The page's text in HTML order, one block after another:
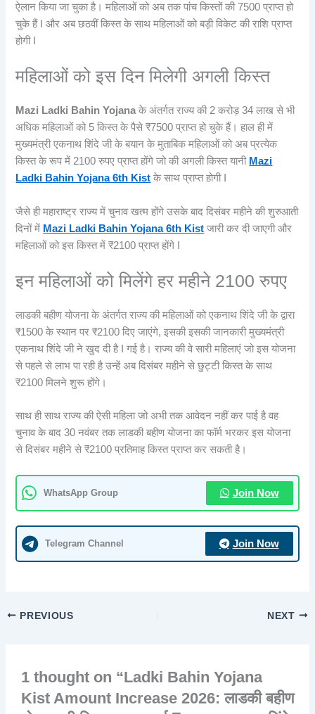
ऐलान किया जा चुका है। महिलाओं को अब तक पांच किस्तों की 7500 प्राप्त हो
चुके हैं I और अब छठवीं किस्त के साथ महिलाओं को बड़ी विकेट की राशि प्राप्त
होगी I
महिलाओं को इस दिन मिलेगी अगली किस्त
Mazi Ladki Bahin Yojanaके अंतर्गत राज्य की 2 करोड़ 34 लाख से भी
अधिक महिलाओं को 5 किस्त के पैसे ₹7500 प्राप्त हो चुके हैं। हाल ही में
मुख्यमंत्री एकनाथ शिंदे जी के बयान के मुताबिक महिलाओं को अब प्रत्येक
किस्त के रूप में 2100 रुपए प्राप्त होंगे जो की अगली किस्त यानी Mazi
Ladki Bahin Yojana 6th Kist के साथ प्राप्त होगी I
जैसे ही महाराष्ट्र राज्य में चुनाव खत्म होंगे उसके बाद दिसंबर महीने की शुरुआती
दिनों में Mazi Ladki Bahin Yojana 6th Kist जारी कर दी जाएगी और
महिलाओं को इस किस्त में ₹2100 प्राप्त होंगे I
इन महिलाओं को मिलेंगे हर महीने 2100 रुपए
लाडकी बहीण योजना के अंतर्गत राज्य की महिलाओं को एकनाथ शिंदे जी के द्वारा
₹1500 के स्थान पर ₹2100 दिए जाएंगे, इसकी इसकी जानकारी मुख्यमंत्री
एकनाथ शिंदे जी ने खुद दी है I गई है। राज्य की वे सारी महिलाएं जो इस योजना
से पहले से लाभ पा रही है उन्हें अब दिसंबर महीने से छुट्टी किस्त के साथ
₹2100 मिलने शुरू होंगे।
साथ ही साथ राज्य की ऐसी महिला जो अभी तक आवेदन नहीं कर पाई है वह
चुनाव के बाद 30 नवंबर तक लाडकी बहीण योजना का फॉर्म भरकर इस योजना
से दिसंबर महीने से ₹2100 प्रतिमाह किस्त प्राप्त कर सकती है।
WhatsApp Group Join Now
Telegram Channel Join Now
PREVIOUS NEXT
1 thought on “Ladki Bahin Yojana
Kist Amount Increase 2026: लाडकी बहीण